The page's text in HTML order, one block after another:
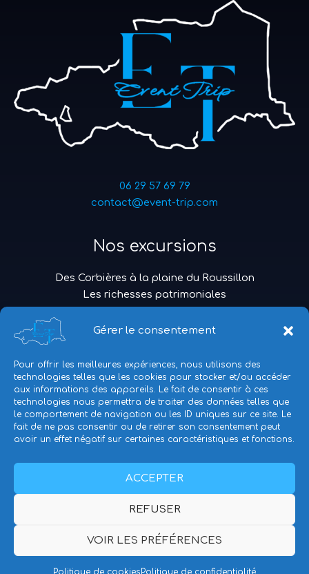
Gérer le consentement
Pour offrir les meilleures expériences, nous utilisons des
technologies telles que les cookies pour stocker et/ou accéder
aux informations des appareils. Le fait de consentir à ces
technologies nous permettra de traiter des données telles que
le comportement de navigation ou les ID uniques sur ce site. Le
fait de ne pas consentir ou de retirer son consentement peut
avoir un effet négatif sur certaines caractéristiques et fonctions.
ACCEPTER
REFUSER
VOIR LES PRÉFÉRENCES
Politique de cookies Politique de confidentialité
06 29 57 69 79
contact@event-trip.com
Nos excursions
Des Corbières à la plaine du Roussillon
Les richesses patrimoniales
La médiévale
L’authentique pays catalan
Une promenade originale
Hors du temps
Mentions légales